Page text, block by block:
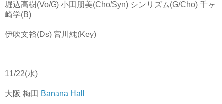
堀込高樹(Vo/G) 小田朋美(Cho/Syn) シンリズム(G/Cho) 千ヶ
崎学(B)
伊吹文裕(Ds) 宮川純(Key)
11/22(水)
大阪 梅田 Banana Hall